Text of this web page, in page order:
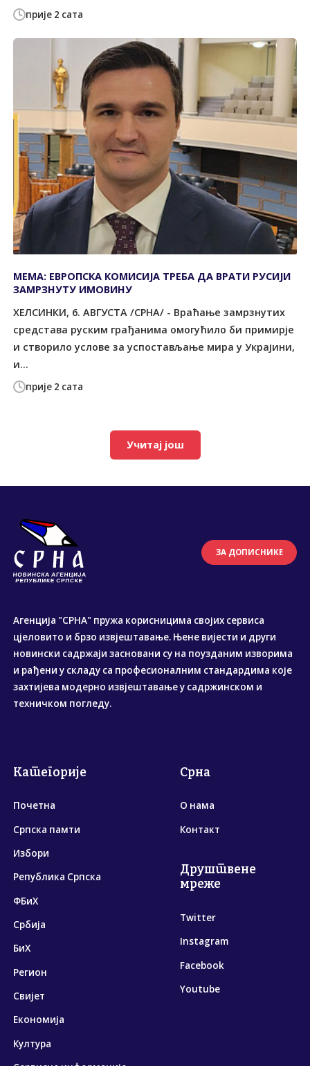
прије 2 сата
прије 2 сата
МЕМА: ЕВРОПСКА КОМИСИЈА ТРЕБА ДА ВРАТИ РУСИЈИ
ЗАМРЗНУТУ ИМОВИНУ
ХЕЛСИНКИ, 6. АВГУСТА /СРНА/ - Враћање замрзнутих
средстава руским грађанима омогућило би примирје
и створило услове за успостављање мира у Украјини,
и...
Учитај још
ЗА ДОПИСНИКЕ
Агенција "СРНА" пружа корисницима својих сервиса
цјеловито и брзо извјештавање. Њене вијести и други
новински садржаји засновани су на поузданим изворима
и рађени у складу са професионалним стандардима које
захтијева модерно извјештавање у садржинском и
техничком погледу.
Категорије
Почетна
Српска памти
Избори
Република Српска
ФБиХ
Србија
БиХ
Регион
Свијет
Економија
Култура
Срна
О нама
Контакт
Друштвене
мреже
Twitter
Instagram
Facebook
Youtube